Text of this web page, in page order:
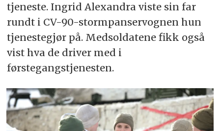
tjeneste. Ingrid Alexandra viste sin far
rundt i CV-90-stormpanservognen hun
tjenestegjør på. Medsoldatene fikk også
vist hva de driver med i
førstegangstjenesten.